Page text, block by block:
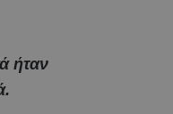
ήταν